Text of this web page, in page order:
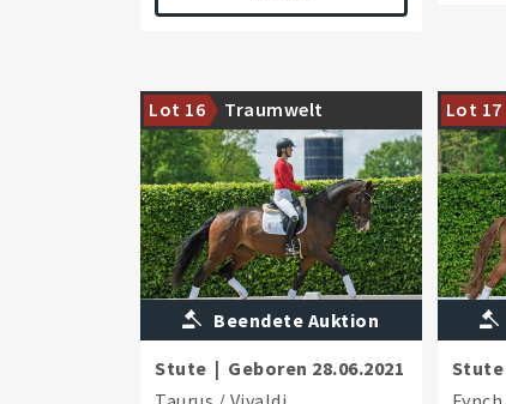
Lot 16 Traumwelt
Stamm des Stempelhengstes
Fidertanz
Beendete Auktion
Stute | Geboren 28.06.2021
Lot 17
viel
Stute